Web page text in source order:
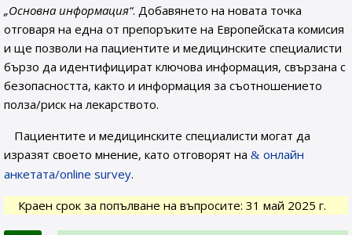
„Основна информация“. Добавянето на новата точка
отговаря на една от препоръките на Европейската комисия
и ще позволи на пациентите и медицинските специалисти
бързо да идентифицират ключова информация, свързана с
безопасността, както и информация за съотношението
полза/риск на лекарството.
Пациентите и медицинските специалисти могат да
изразят своето мнение, като отговорят на
онлайн
анкетата/online survey.
Краен срок за попълване на въпросите: 31 май 2025 г.